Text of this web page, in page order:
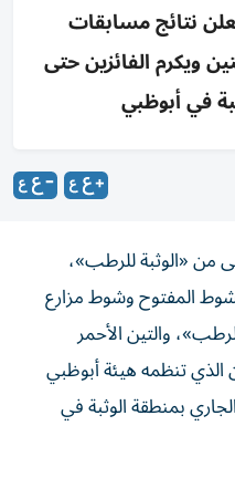
نتائج مسابقات
ويكرم الفائزين حتى
من «الوثبة للرطب»،
المفتوح وشوط مزارع
والتين الأحمر
تنظمه هيئة أبوظبي
9 أغسطس الجاري بمنطقة الوثبة في